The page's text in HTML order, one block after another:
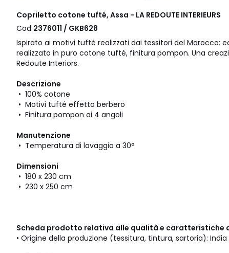
Copriletto cotone tufté, Assa - LA REDOUTE INTERIEURS
Cod 2376011 / GKB628
Ispirato ai motivi tufté realizzati dai tessitori del Marocco:
realizzato in puro cotone tufté, finitura pompon. Una
Redoute Interiors.
Descrizione
• 100% cotone
• Motivi tufté effetto berbero
• Finitura pompon ai 4 angoli
Manutenzione
• Temperatura di lavaggio a 30°
Dimensioni
• 180 x 230 cm
• 230 x 250 cm
Scheda prodotto relativa alle qualità e caratteristiche
• Origine della produzione (tessitura, tintura, sartoria): India